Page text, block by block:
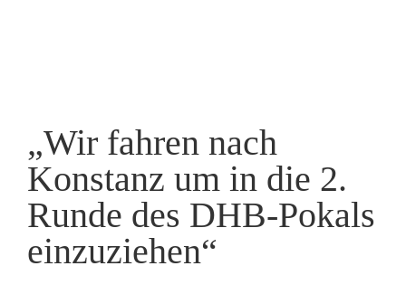
„Wir fahren nach
Konstanz um in die 2.
Runde des DHB-Pokals
einzuziehen“